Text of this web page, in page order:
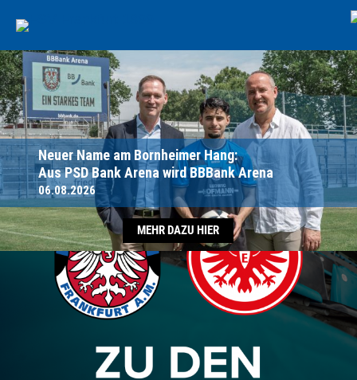
Neuer Name am Bornheimer Hang:
Aus PSD Bank Arena wird BBBank Arena
06.08.2026
MEHR DAZU HIER
TICKETS
ONLINE-SHOP